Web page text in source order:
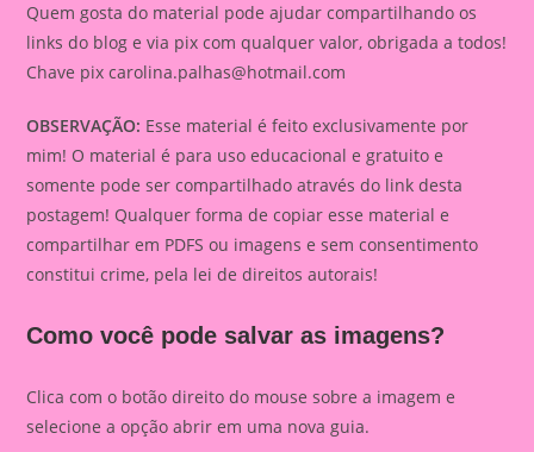
Quem gosta do material pode ajudar compartilhando os
links do blog e via pix com qualquer valor, obrigada a todos!
Chave pixcarolina.palhas@hotmail.com
OBSERVAÇÃO: Esse material é feito exclusivamente por
mim! O material é para uso educacional e gratuito e
somente pode ser compartilhado através do link desta
postagem! Qualquer forma de copiar esse material e
compartilhar em PDFS ou imagens e sem consentimento
constitui crime, pela lei de direitos autorais!
Como você pode salvar as imagens?
Clica com o botão direito do mouse sobre a imagem e
selecione a opção abrir em uma nova guia.